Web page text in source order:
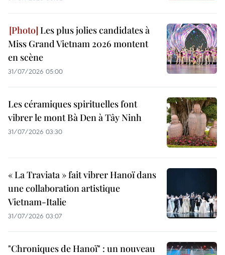
Les plus jolies candidates à
Miss Grand Vietnam 2026 montent
en scène
31/07/2026 05:00
Les céramiques spirituelles font
vibrer le mont Bà Den à Tây Ninh
31/07/2026 03:30
« La Traviata » fait vibrer Hanoï dans
une collaboration artistique
Vietnam-Italie
31/07/2026 03:07
"Chroniques de Hanoï" : un nouveau